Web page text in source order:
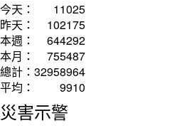
今天：
11025
昨天：
102175
本週：
644292
本月：
755487
總計： 32958964
平均：
9910
災害示警